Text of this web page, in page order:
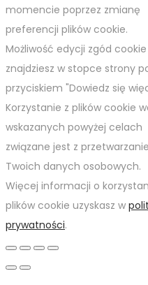
momencie poprzez zmianę
preferencji plików cookie.
Możliwość edycji zgód cookie
znajdziesz w stopce strony
przyciskiem "Dowiedz się
Korzystanie z plików cookie
wskazanych powyżej celach
związane jest z
Twoich danych osobowych.
Więcej informacji o
plików cookie uzyskasz w
prywatności.